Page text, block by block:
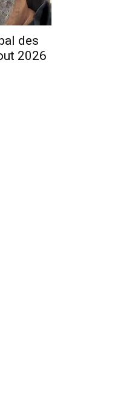
des
2026